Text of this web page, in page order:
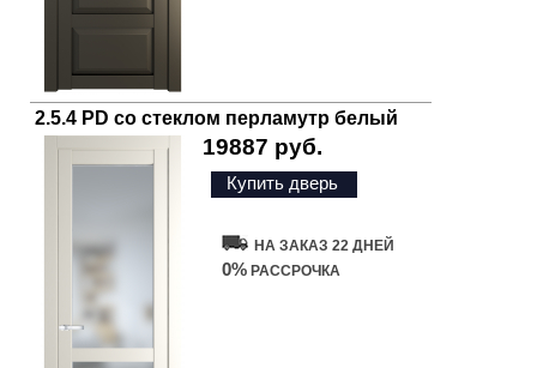
2.5.4 PD со стеклом перламутр белый
19887 руб.
Купить дверь
НА ЗАКАЗ 22 ДНЕЙ
0% РАССРОЧКА